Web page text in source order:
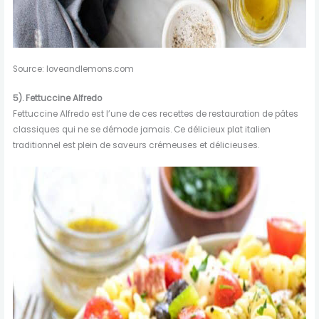
Source: loveandlemons.com
5).FettuccineAlfredo
Fettuccine Alfredo est l’une de ces recettes de restauration de pâtes
classiques qui ne se démode jamais. Ce délicieux plat italien
traditionnel est plein de saveurs crémeuses et délicieuses.